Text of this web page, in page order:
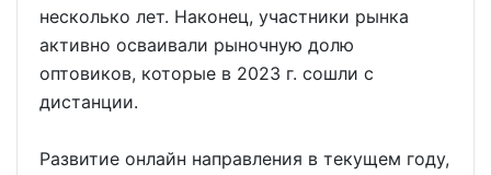
несколько лет. Наконец, участники рынка
активно осваивали рыночную долю
оптовиков, которые в 2023 г. сошли с
дистанции.
Развитие онлайн направления в текущем году,